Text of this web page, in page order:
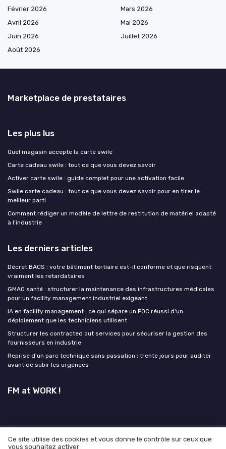
Février 2026
Mars 2026
Avril 2026
Mai 2026
Juin 2026
Juillet 2026
Août 2026
Marketplace de prestataires
Les plus lus
Quel magasin accepte la carte swile
Carte cadeau swile : tout ce que vous devez savoir
Activer carte swile : guide complet pour une activation facile
Swile carte cadeau : tout ce que vous devez savoir pour en tirer le
meilleur parti
Comment rédiger un modèle de lettre de restitution de matériel adapté
à l’industrie
Les derniers articles
Décret BACS : votre bâtiment tertiaire est-il conforme et que risquent
vraiment les retardataires
GMAO santé : structurer la maintenance des infrastructures médicales
pour un facility management industriel exigeant
IA en facility management : ce qui sépare un POC réussi d'un
déploiement que les techniciens utilisent
Structurer les contracted out services pour sécuriser la gestion des
fournisseurs en industrie
Reprise d'un parc technique sans passation : trente jours pour auditer
avant de subir les urgences
FM at WORK !
Mentions légales Politique de confidentialité
Grande
Ce site utilise des cookies et vous donne le contrôle sur ceux que
vous souhaitez activer